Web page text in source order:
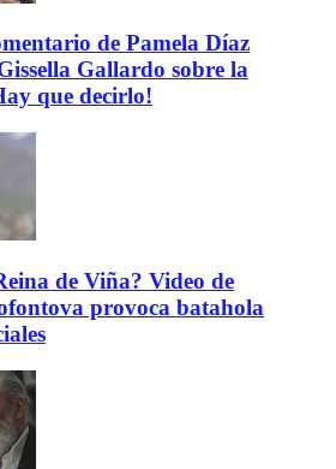
de Pamela Díaz
Gallardo sobre la
que decirlo!
de Viña? Video de
provoca batahola